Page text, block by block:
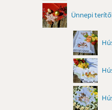
Ünnepi